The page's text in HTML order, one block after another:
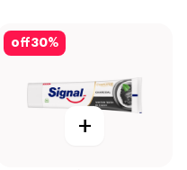
30%
off
+